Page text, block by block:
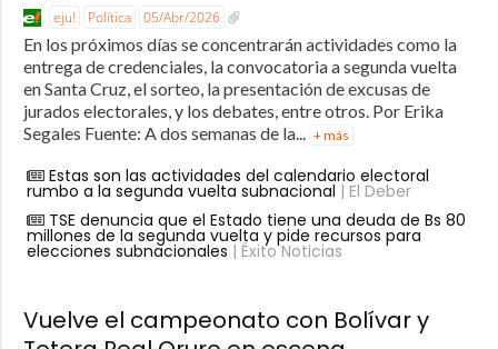
eju! Política 05/Abr/2026
En los próximos días se concentrarán actividades como la
entrega de credenciales, la convocatoria a segunda vuelta
en Santa Cruz, el sorteo, la presentación de excusas de
jurados electorales, y los debates, entre otros. Por Erika
Segales Fuente: A dos semanas de la...
+ más
Estas son las actividades del calendario electoral
rumbo a la segunda vuelta subnacional | El Deber
TSE denuncia que el Estado tiene una deuda de Bs 80
millones de la segunda vuelta y pide recursos para
elecciones subnacionales | Éxito Noticias
Vuelve el campeonato con Bolívar y